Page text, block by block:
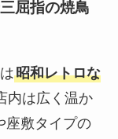
屈指の焼鳥
昭和レトロな
内は広く温か
座敷タイプの